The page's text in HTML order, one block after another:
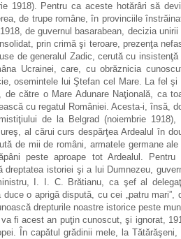
1918). Pentru ca aceste hotărâri să
de trupe române, în provinciile
de guvernul basarabean, decizia unirii
prin crimă şi teroare, prezenţa
de generalul Zadic, cerută cu insistenţă
Ucrainei, care, cu obrăznicia
osemintele lui Ştefan cel Mare. La fel şi
către o Mare Adunare Naţională, ca
cu regatul României. Acesta-i, însă,
de la Belgrad (noiembrie 1918),
al cărui curs despărţea Ardealul în
de mii de români, armatele germane ale
peste aproape tot Ardealul. Pentru
istoriei şi a lui Dumnezeu,
I. I. C. Brătianu, ca şef al
o aprigă dispută, cu cei „patru mari”,
drepturile noastre istorice peste
fi acest an puţin cunoscut, şi ignorat,
În capătul grădinii mele, la Tătărăşeni,